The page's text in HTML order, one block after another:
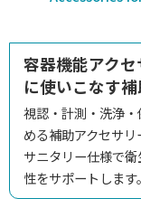
容器機能アク
に使いこなす
視認・計測・洗浄
める補助アクセサリ
サニタリー仕様で
性をサポートします。